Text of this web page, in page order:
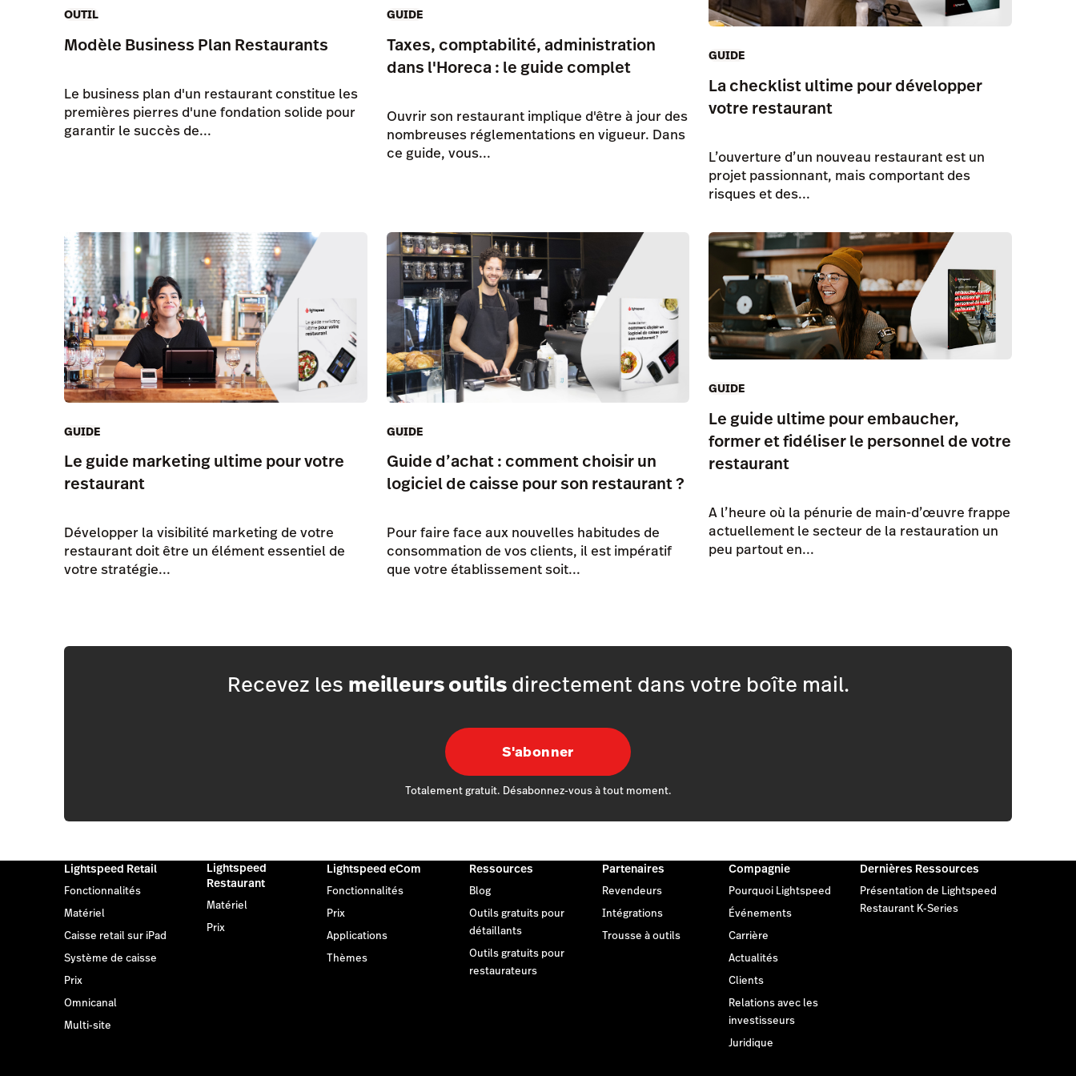
OUTIL
Modèle Business Plan Restaurants
Le business plan d'un restaurant constitue les
premières pierres d'une fondation solide pour
garantir le succès de...
GUIDE
Taxes, comptabilité, administration
dans l'Horeca : le guide complet
Ouvrir son restaurant implique d'être à jour des
nombreuses réglementations en vigueur. Dans
ce guide, vous...
GUIDE
La checklist ultime pour développer
votre restaurant
L’ouverture d’un nouveau restaurant est un
projet passionnant, mais comportant des
risques et des...
GUIDE
Le guide marketing ultime pour votre
restaurant
Développer la visibilité marketing de votre
restaurant doit être un élément essentiel de
votre stratégie...
GUIDE
Guide d’achat : comment choisir un
logiciel de caisse pour son restaurant ?
Pour faire face aux nouvelles habitudes de
consommation de vos clients, il est impératif
que votre établissement soit...
GUIDE
Le guide ultime pour embaucher,
former et fidéliser le personnel de votre
restaurant
A l’heure où la pénurie de main-d’œuvre frappe
actuellement le secteur de la restauration un
peu partout en...
Recevez les meilleurs outilsdirectement dans votre boîte mail.
S'abonner
Totalement gratuit. Désabonnez-vous à tout moment.
Lightspeed Retail
Fonctionnalités
Matériel
Caisse retail sur iPad
Système de caisse
Prix
Omnicanal
Multi-site
Lightspeed
Restaurant
Matériel
Prix
Lightspeed eCom
Fonctionnalités
Prix
Applications
Thèmes
Ressources
Blog
Outils gratuits pour
détaillants
Outils gratuits pour
restaurateurs
Partenaires
Revendeurs
Intégrations
Trousse à outils
Compagnie
Pourquoi Lightspeed
Événements
Carrière
Actualités
Clients
Relations avec les
investisseurs
Juridique
Dernières Ressources
Présentation de Lightspeed
Restaurant K-Series